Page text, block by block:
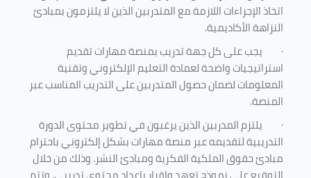
اتخاذ الإجراءات اللازمة مع المتدربين الذين لا يلتزمون بمبادئ
النزاهة الأكاديمية.
· يجب على كل جهة تدريب بمنصة مهارات تقديم
استراتيجيات واضحة لعمادة التعليم الإلكتروني وتقنية
المعلومات لضمان حصول المتدربين على التدريب المناسب عبر
المنصة.
· يلتزم المدربين الذين يرغبون في تطوير محتوى الدورة
التدريبية لتقديمه عبر منصة مهارات بشكل إلكتروني باحترام
مبادئ حقوق الملكية الفكرية ومبادئ النشر. وذلك من خلال